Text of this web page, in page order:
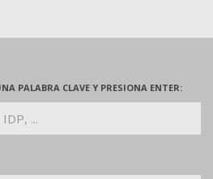
PALABRA CLAVE Y PRESIONA ENTER: